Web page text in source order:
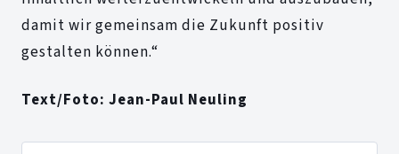
damit wir gemeinsam die Zukunft positiv
gestalten können.“
Text/Foto: Jean-Paul Neuling